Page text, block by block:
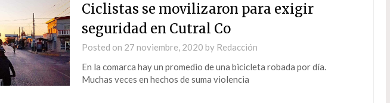
Ciclistas se movilizaron para exigir
seguridad en Cutral Co
Posted on 27 noviembre, 2020 by Redacción
En la comarca hay un promedio de una bicicleta robada por día.
Muchas veces en hechos de suma violencia